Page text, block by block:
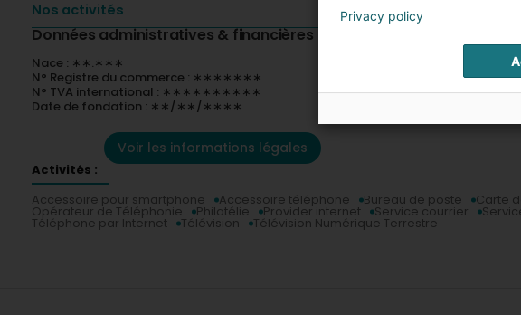
Nos activités
Données administratives & financières
Nace : ∗∗.∗∗∗
N° Registre du commerce : ∗∗∗∗∗∗∗
N° TVA international : ∗∗∗∗∗∗∗∗∗∗
Date de fondation : ∗∗/∗∗/∗∗∗∗
Voir les informations légales
Lorsque votre colis
Activités :
Accessoire pour smartphone
Accessoire téléphone Bureau de poste Carte
Opérateur de Téléphonie Philatélie Provider internet Service courrier
Téléphone par Internet Télévision Télévision Numérique Terrestre
Privacy policy